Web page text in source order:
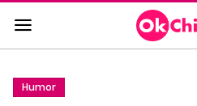
Saltar
al
contenido
Humor